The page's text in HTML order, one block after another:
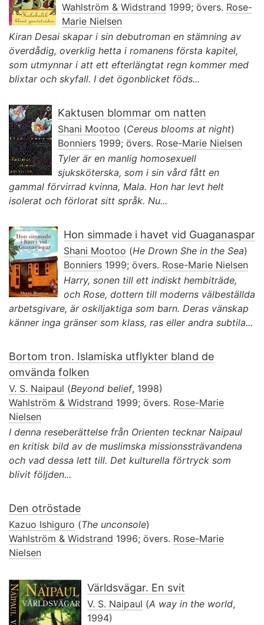
Wahlström & Widstrand 1999; övers. Rose-
Marie Nielsen
Kiran Desai skapar i sin debutroman en stämning av
överdådig, overklig hetta i romanens första kapitel,
som utmynnar i att ett efterlängtat regn kommer med
blixtar och skyfall. I det ögonblicket föds...
Kaktusen blommar om natten
Shani Mootoo (Cereus blooms at night)
Bonniers 1999; övers. Rose-Marie Nielsen
Tyler är en manlig homosexuell
sjuksköterska, som i sin vård fått en
gammal förvirrad kvinna, Mala. Hon har levt helt
isolerat och förlorat sitt språk. Nu...
Hon simmade i havet vid Guaganaspar
Shani Mootoo (He Drown She in the Sea)
Bonniers 1999; övers. Rose-Marie Nielsen
Harry, sonen till ett indiskt hembiträde,
och Rose, dottern till moderns välbeställda
arbetsgivare, är oskiljaktiga som barn. Deras vänskap
känner inga gränser som klass, ras eller andra subtila...
Bortom tron. Islamiska utflykter bland de
omvända folken
V. S. Naipaul (Beyond belief, 1998)
Wahlström & Widstrand 1999; övers. Rose-Marie
Nielsen
I denna reseberättelse från Orienten tecknar Naipaul
en kritisk bild av de muslimska missionssträvandena
och vad dessa lett till. Det kulturella förtryck som
blivit följden...
Den otröstade
Kazuo Ishiguro (The unconsole)
Wahlström & Widstrand 1996; övers. Rose-Marie
Nielsen
Världsvägar. En svit
V. S. Naipaul (A way in the world,
1994)